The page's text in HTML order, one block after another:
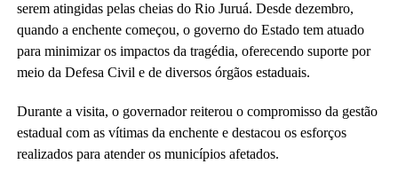
serem atingidas pelas cheias do Rio Juruá. Desde dezembro,
quando a enchente começou, o governo do Estado tem atuado
para minimizar os impactos da tragédia, oferecendo suporte por
meio da Defesa Civil e de diversos órgãos estaduais.
Durante a visita, o governador reiterou o compromisso da gestão
estadual com as vítimas da enchente e destacou os esforços
realizados para atender os municípios afetados.